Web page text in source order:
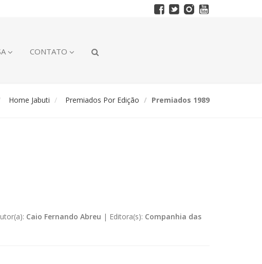
CONTATO
Home Jabuti Premiados Por Edição Premiados 1989
Caio Fernando Abreu | Editora(s): Companhia das